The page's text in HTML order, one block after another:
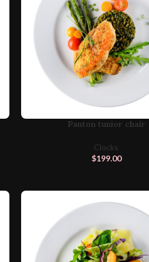
Panton tunior chair
Clocks
$199.00